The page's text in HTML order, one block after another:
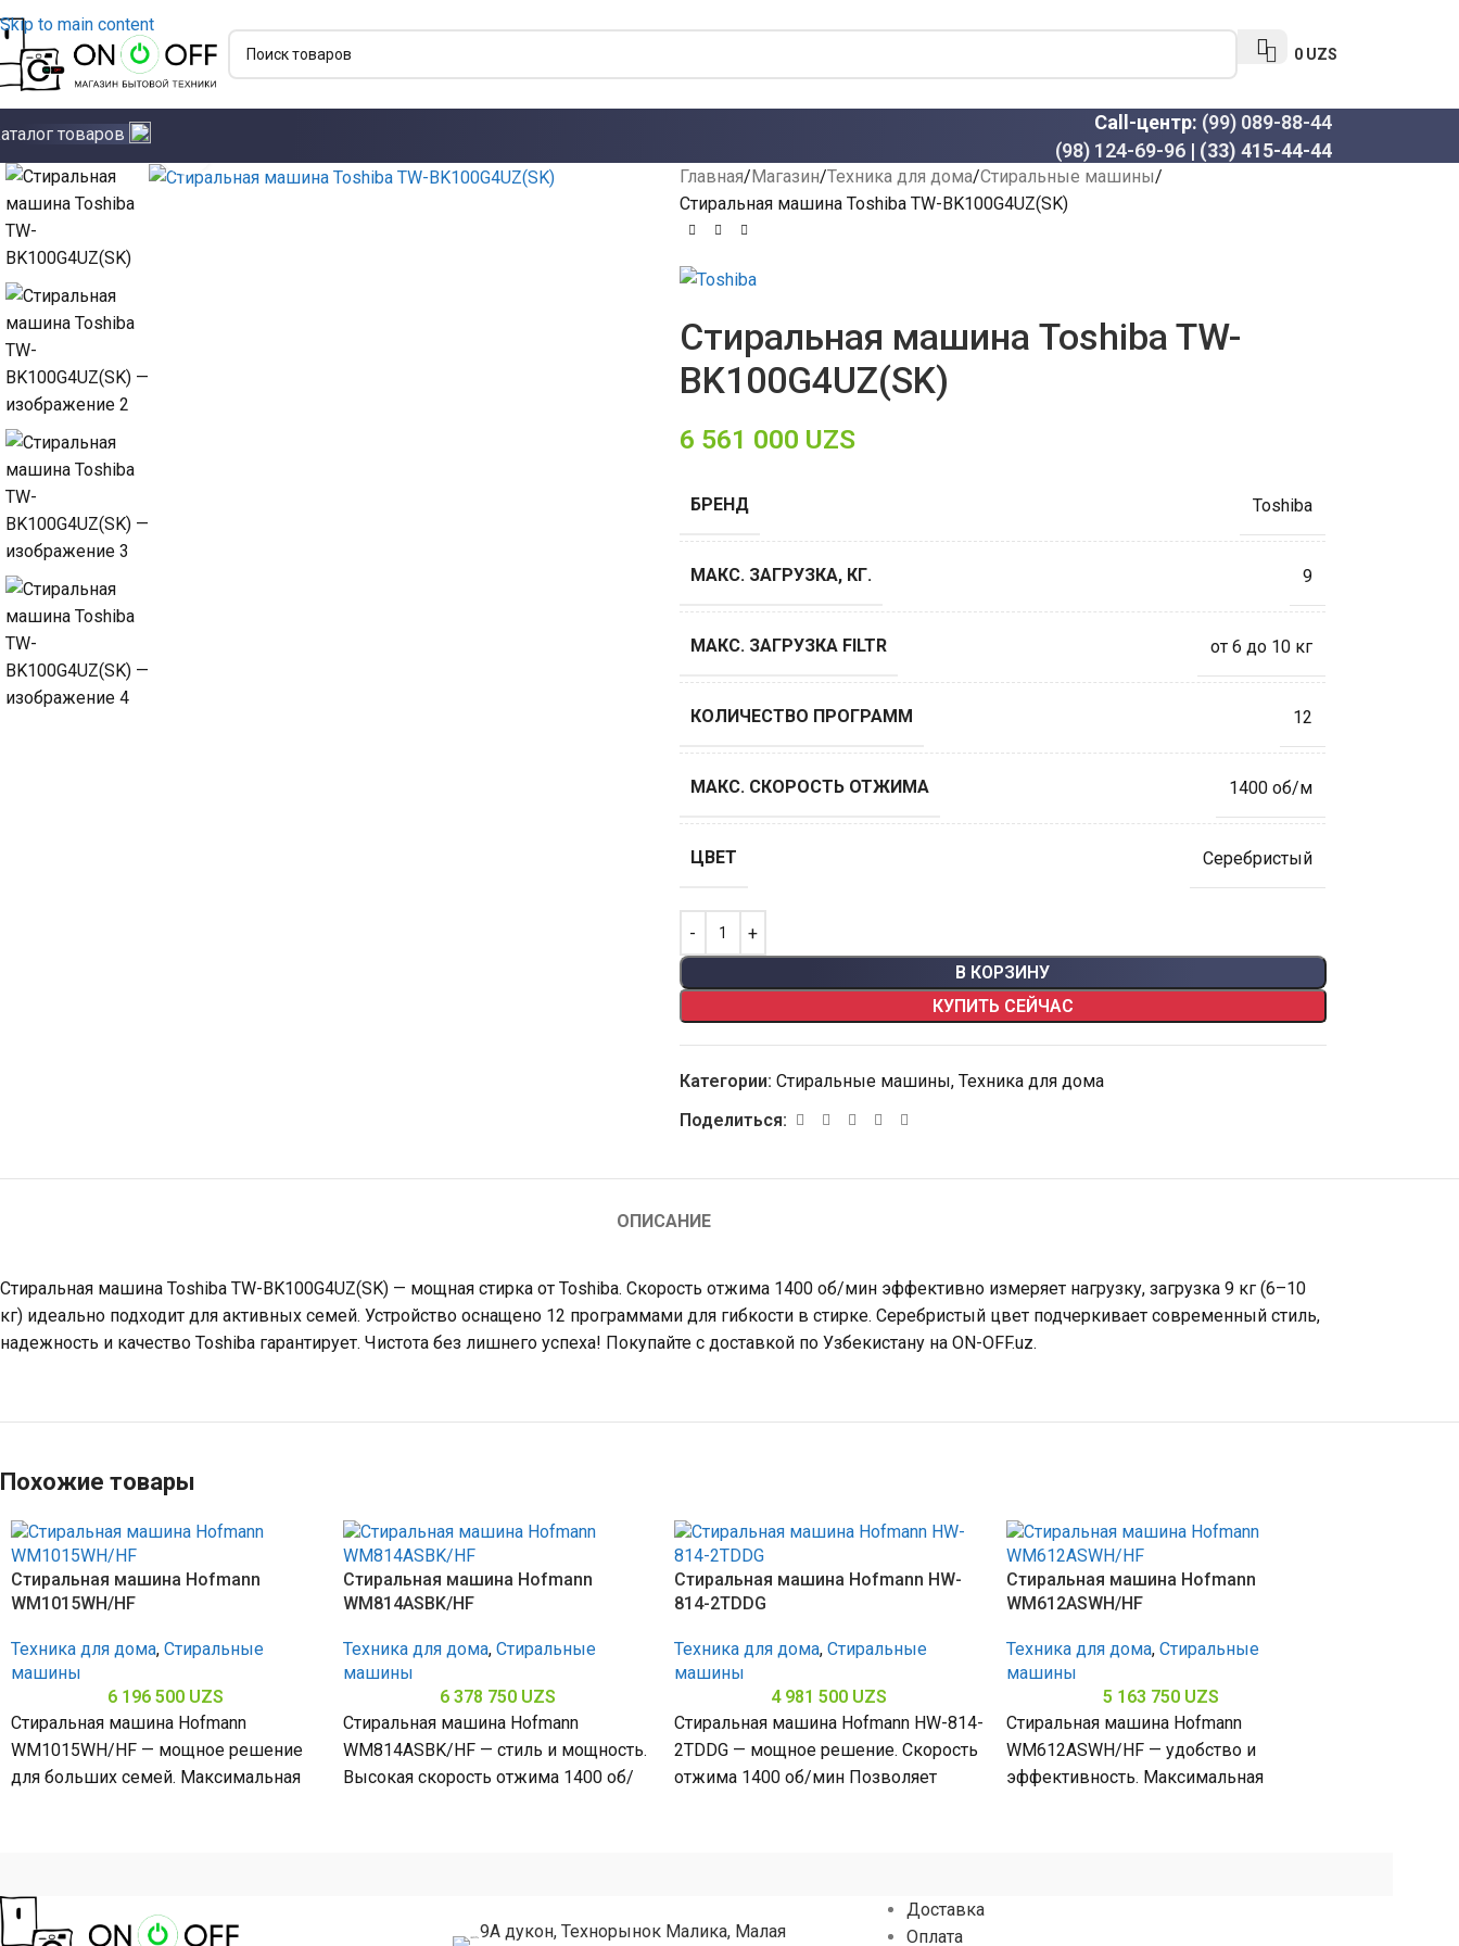
Skip to main content
0 UZS
товаров
Call-центр: (99) 089-88-44
(98) 124-69-96 | (33) 415-44-44
Главная Магазин Техника для дома Стиральные машины
Стиральная машина Toshiba TW-BK100G4UZ(SK)
Стиральная машина Toshiba TW-
BK100G4UZ(SK)
6 561 000 UZS
БРЕНД Toshiba
МАКС. ЗАГРУЗКА, КГ. 9
МАКС. ЗАГРУЗКА FILTR от 6 до 10 кг
КОЛИЧЕСТВО ПРОГРАММ 12
МАКС. СКОРОСТЬ ОТЖИМА 1400 об/м
ЦВЕТ Серебристый
В КОРЗИНУ
КУПИТЬ СЕЙЧАС
Категории: Стиральные машины, Техника для дома
Поделиться:
ОПИСАНИЕ
Стиральная машина Toshiba TW-BK100G4UZ(SK) — мощная стирка от Toshiba. Скорость отжима 1400 об/мин эффективно измеряет нагрузку, загрузка 9 кг (6–10
кг) идеально подходит для активных семей. Устройство оснащено 12 программами для гибкости в стирке. Серебристый цвет подчеркивает современный стиль,
надежность и качество Toshiba гарантирует. Чистота без лишнего успеха! Покупайте с доставкой по Узбекистану на ON-OFF.uz.
Похожие товары
Стиральная машина Hofmann
WM1015WH/HF
Техника для дома, Стиральные
машины
6 196 500 UZS
Стиральная машина Hofmann
WM1015WH/HF — мощное решение
для больших семей. Максимальная
Стиральная машина Hofmann
WM814ASBK/HF
Техника для дома, Стиральные
машины
6 378 750 UZS
Стиральная машина Hofmann
WM814ASBK/HF — стиль и мощность.
Высокая скорость отжима 1400 об/
Стиральная машина Hofmann HW-
814-2TDDG
Техника для дома, Стиральные
машины
4 981 500 UZS
Стиральная машина Hofmann HW-814-
2TDDG — мощное решение. Скорость
отжима 1400 об/мин Позволяет
Стиральная машина Hofmann
WM612ASWH/HF
Техника для дома, Стиральные
машины
5 163 750 UZS
Стиральная машина Hofmann
WM612ASWH/HF — удобство и
эффективность. Максимальная
9А дукон, Технорынок Малика, Малая
Доставка
Оплата